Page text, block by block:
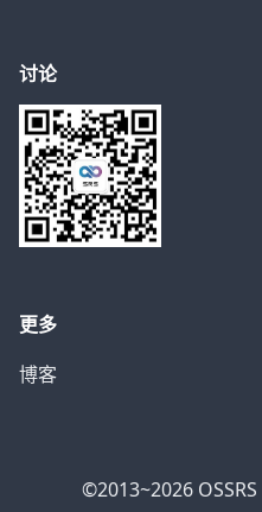
讨论
更多
博客
©2013~2026 OSSRS